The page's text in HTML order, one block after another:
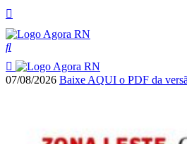
07/08/2026 Baixe AQUI o PDF da